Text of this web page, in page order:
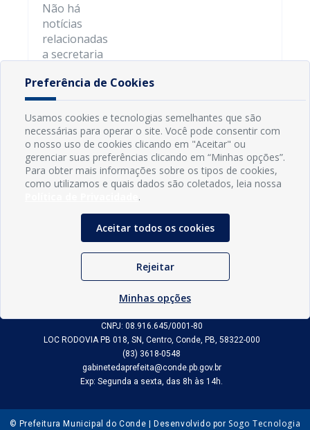
Não há
notícias
relacionadas
a secretaria
INFORMAÇÕES
CNPJ: 08.916.645/0001-80
LOC RODOVIA PB 018, SN, Centro, Conde, PB, 58322-000
(83) 3618-0548
gabinetedaprefeita@conde.pb.gov.br
Exp: Segunda a sexta, das 8h às 14h.
© Prefeitura Municipal do Conde | Desenvolvido por Sogo Tecnologia
Preferência de Cookies
Usamos cookies e tecnologias semelhantes que são
necessárias para operar o site. Você pode consentir com
o nosso uso de cookies clicando em "Aceitar" ou
gerenciar suas preferências clicando em “Minhas opções”.
Para obter mais informações sobre os tipos de cookies,
como utilizamos e quais dados são coletados, leia nossa
.
Aceitar todos os cookies
Rejeitar
Minhas opções